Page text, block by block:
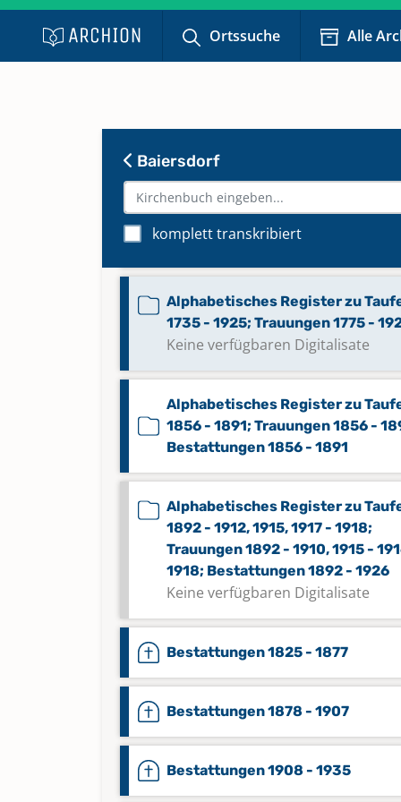
Ortssuche Alle
Baiersdorf
komplett transkribiert
Alphabetisches Register zu
Alphabetisches Register zu
1568 - 1654, 1679 - 1925
Alphabetisches Register zu
1735 - 1925; Trauungen 1775 -
Keine verfügbaren Digitalisate
Alphabetisches Register zu
1856 - 1891; Trauungen 1856 -
Bestattungen 1856 - 1891
Alphabetisches Register zu
1892 - 1912, 1915, 1917 - 1918;
Trauungen 1892 - 1910, 1915 -
1918; Bestattungen 1892 - 1926
Keine verfügbaren Digitalisate
Bestattungen 1825 - 1877
Bestattungen 1878 - 1907
Bestattungen 1908 - 1935